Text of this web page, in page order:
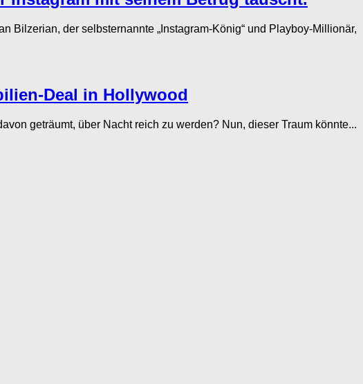
der selbsternannte „Instagram-König“ und Playboy-Millionär,
Deal in Hollywood
geträumt, über Nacht reich zu werden? Nun, dieser Traum könnte...